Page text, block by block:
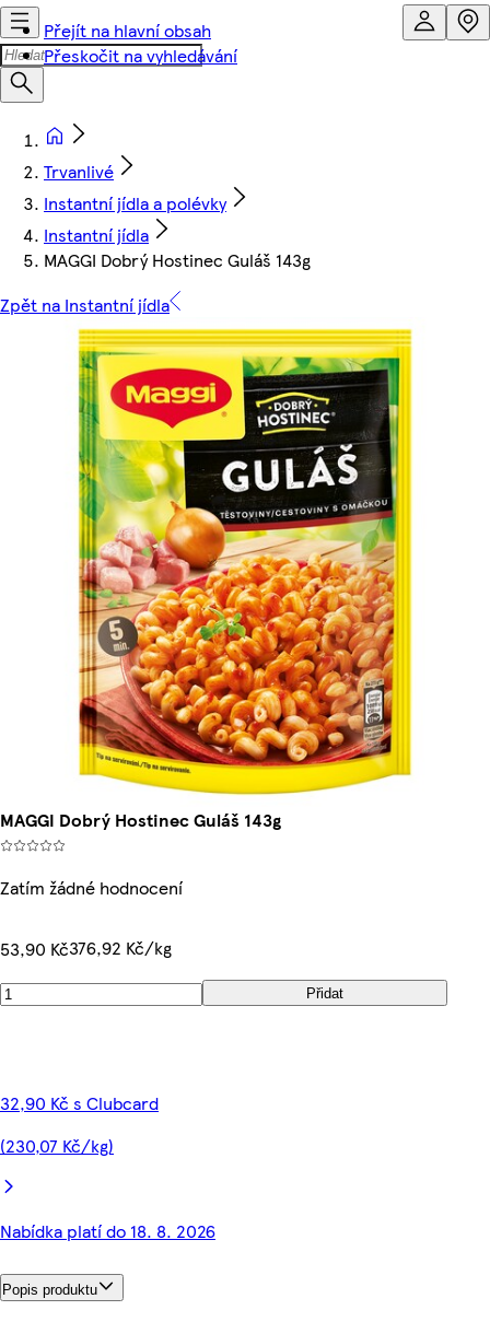
Přejít na hlavní obsah
Přeskočit na vyhledávání
Trvanlivé
Instantní jídla a polévky
Instantní jídla
MAGGI Dobrý Hostinec Guláš 143g
Zpět na Instantní jídla
MAGGI Dobrý Hostinec Guláš 143g
Zatím žádné hodnocení
53,90 Kč376,92 Kč/kg
Přidat
32,90 Kč s Clubcard
(230,07 Kč/kg)
Nabídka platí do 18. 8. 2026
Popis produktu